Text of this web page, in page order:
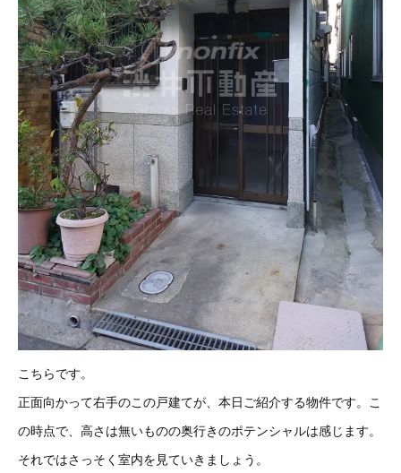
こちらです。
正面向かって右手のこの戸建てが、本日ご紹介する物件です。こ
の時点で、高さは無いものの奥行きのポテンシャルは感じます。
それではさっそく室内を見ていきましょう。